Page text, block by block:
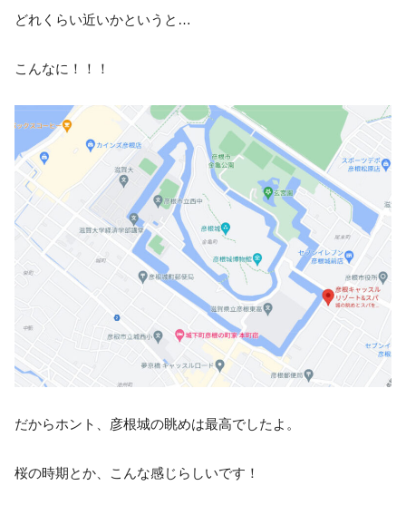
どれくらい近いかというと…
こんなに！！！
だからホント、彦根城の眺めは最高でしたよ。
桜の時期とか、こんな感じらしいです！